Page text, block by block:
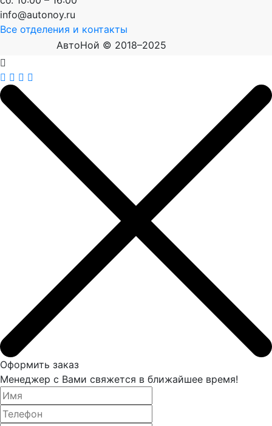
info@autonoy.ru
Все отделения и контакты
АвтоНой © 2018–2025
Оформить заказ
Менеджер с Вами свяжется в ближайшее время!